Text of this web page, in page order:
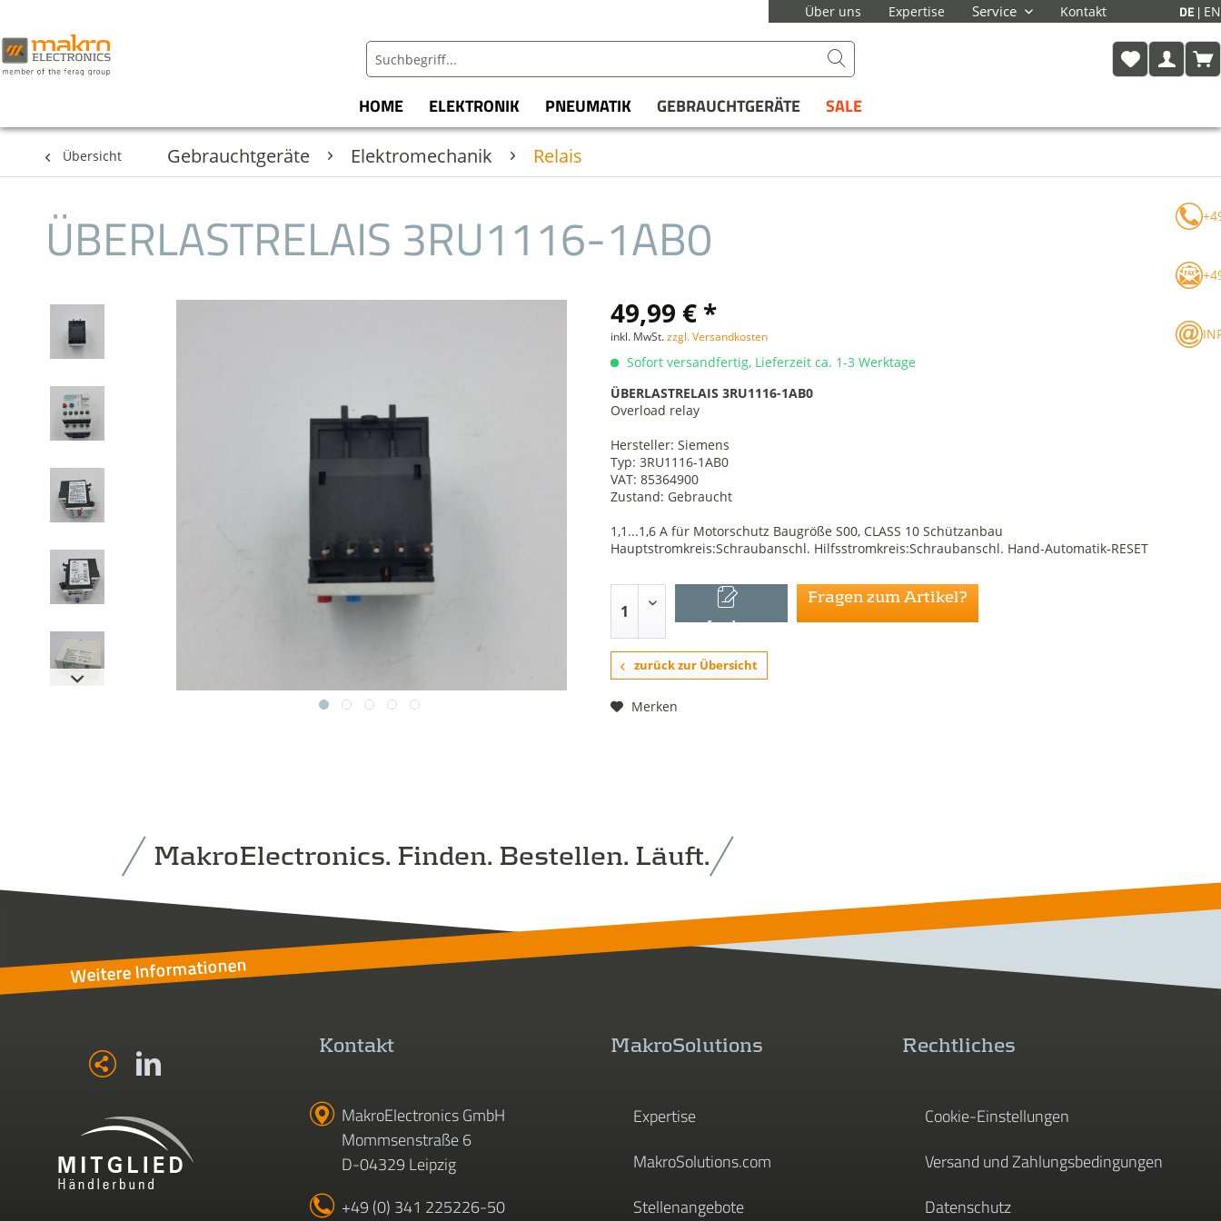
Über uns Expertise Service Kontakt DE EN
HOME ELEKTRONIK PNEUMATIK GEBRAUCHTGERÄTE SALE
Übersicht Gebrauchtgeräte Elektromechanik Relais
ÜBERLASTRELAIS 3RU1116-1AB0
49,99 € *
inkl. MwSt.zzgl. Versandkosten
Sofort versandfertig, Lieferzeit ca. 1-3 Werktage
ÜBERLASTRELAIS 3RU1116-1AB0
Overload relay
Hersteller: Siemens
Typ: 3RU1116-1AB0
VAT: 85364900
Zustand: Gebraucht
1,1...1,6 A für Motorschutz Baugröße S00, CLASS 10 Schützanbau
Hauptstromkreis:Schraubanschl. Hilfsstromkreis:Schraubanschl. Hand-Automatik-RESET
In den
Warenkorb
Fragen zum Artikel?
zurück zur Übersicht
Merken
MakroElectronics. Finden. Bestellen. Läuft.
Weitere Informationen
Kontakt
MakroElectronics GmbH
Mommsenstraße 6
D-04329 Leipzig
+49 (0) 341 225226-50
MakroSolutions
Expertise
MakroSolutions.com
Stellenangebote
Rechtliches
Cookie-Einstellungen
Versand und Zahlungsbedingungen
Datenschutz